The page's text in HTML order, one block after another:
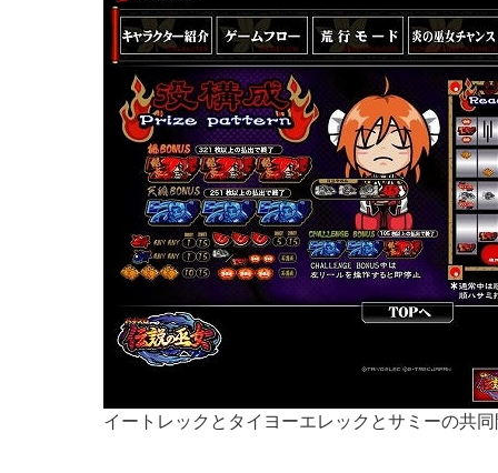
イートレックとタイヨーエレックとサミーの共